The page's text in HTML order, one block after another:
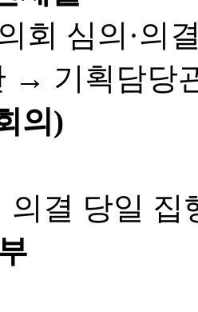
회 심의·의
→ 기획담당
의)
의결 당일 집